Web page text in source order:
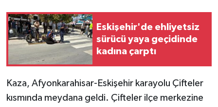
Eskişehir'de ehliyetsiz
sürücü yaya geçidinde
kadına çarptı
Kaza, Afyonkarahisar-Eskişehir karayolu Çifteler
kısmında meydana geldi. Çifteler ilçe merkezine